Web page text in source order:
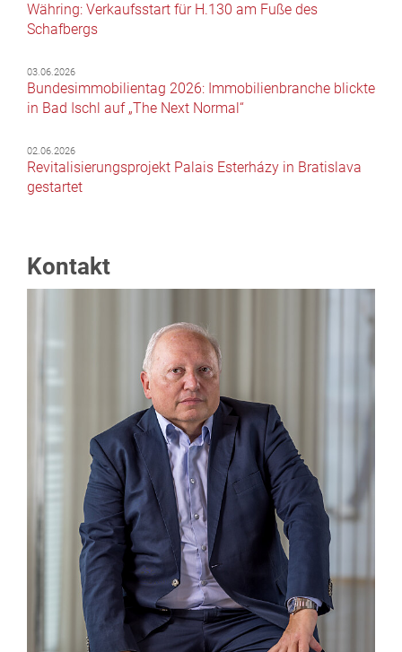
Währing: Verkaufsstart für H.130 am Fuße des
Schafbergs
03.06.2026
Bundesimmobilientag 2026: Immobilienbranche blickte
in Bad Ischl auf „The Next Normal“
02.06.2026
Revitalisierungsprojekt Palais Esterházy in Bratislava
gestartet
Kontakt